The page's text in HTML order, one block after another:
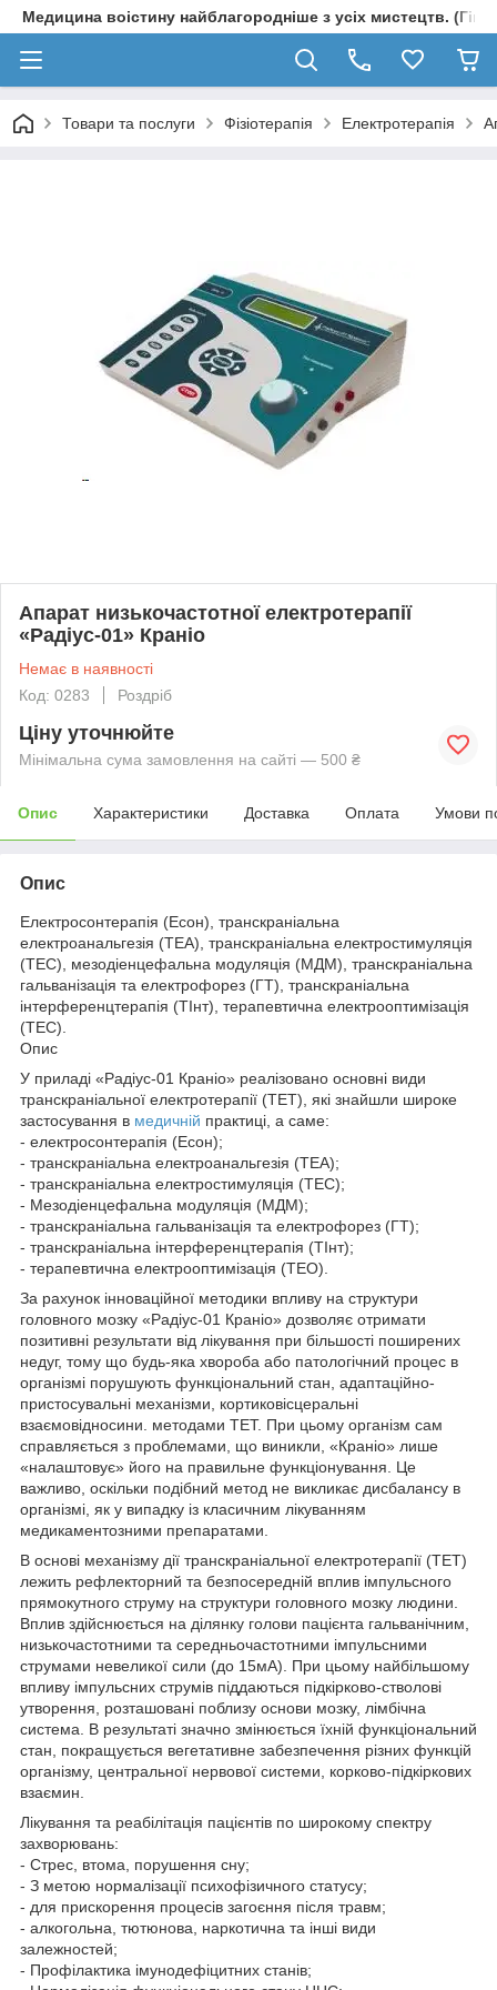
Медицина воістину найблагородніше з усіх мистецтв.
Товари та послуги Фізіотерапія Електротерапія
Апарат низькочастотної електротерапії
«Радіус-01» Краніо
Немає в наявності
Код: 0283
Роздріб
Ціну уточнюйте
Мінімальна сума замовлення на сайті — 500 ₴
Опис Характеристики Доставка Оплата Умови
Опис
Електросонтерапія (Есон), транскраніальна
електроанальгезія (ТЕА), транскраніальна електростимуляція
(ТЕС), мезодіенцефальна модуляція (МДМ), транскраніальна
гальванізація та електрофорез (ГТ), транскраніальна
інтерференцтерапія (ТІнт), терапевтична електрооптимізація
(ТЕС).
Опис
У приладі «Радіус-01 Краніо» реалізовано основні види
транскраніальної електротерапії (ТЕТ), які знайшли широке
застосування в медичній практиці, а саме:
- електросонтерапія (Есон);
- транскраніальна електроанальгезія (ТЕА);
- транскраніальна електростимуляція (ТЕС);
- Мезодіенцефальна модуляція (МДМ);
- транскраніальна гальванізація та електрофорез (ГТ);
- транскраніальна інтерференцтерапія (ТІнт);
- терапевтична електрооптимізація (ТЕО).
За рахунок інноваційної методики впливу на структури
головного мозку «Радіус-01 Краніо» дозволяє отримати
позитивні результати від лікування при більшості поширених
недуг, тому що будь-яка хвороба або патологічний процес в
організмі порушують функціональний стан, адаптаційно-
пристосувальні механізми, кортиковісцеральні
взаємовідносини. методами ТЕТ. При цьому організм сам
справляється з проблемами, що виникли, «Краніо» лише
«налаштовує» його на правильне функціонування. Це
важливо, оскільки подібний метод не викликає дисбалансу в
організмі, як у випадку із класичним лікуванням
медикаментозними препаратами.
В основі механізму дії транскраніальної електротерапії (ТЕТ)
лежить рефлекторний та безпосередній вплив імпульсного
прямокутного струму на структури головного мозку людини.
Вплив здійснюється на ділянку голови пацієнта гальванічним,
низькочастотними та середньочастотними імпульсними
струмами невеликої сили (до 15мА). При цьому найбільшому
впливу імпульсних струмів піддаються підкірково-стволові
утворення, розташовані поблизу основи мозку, лімбічна
система. В результаті значно змінюється їхній функціональний
стан, покращується вегетативне забезпечення різних функцій
організму, центральної нервової системи, корково-підкіркових
взаємин.
Лікування та реабілітація пацієнтів по широкому спектру
захворювань:
- Стрес, втома, порушення сну;
- З метою нормалізації психофізичного статусу;
- для прискорення процесів загоєння після травм;
- алкогольна, тютюнова, наркотична та інші види
залежностей;
- Профілактика імунодефіцитних станів;